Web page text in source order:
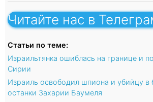
Читайте нас в
Статьи по теме:
Израильтянка ошиблась на границе и
Сирии
Израиль освободил шпиона и убийцу в
останки Захарии Баумеля